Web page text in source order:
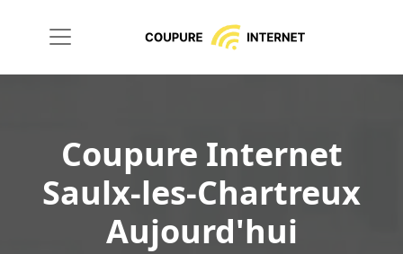
Coupure Internet
Saulx-les-Chartreux
Aujourd'hui